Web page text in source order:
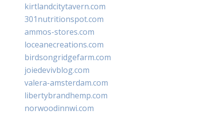
kirtlandcitytavern.com
301nutritionspot.com
ammos-stores.com
loceanecreations.com
birdsongridgefarm.com
joiedevivblog.com
valera-amsterdam.com
libertybrandhemp.com
norwoodinnwi.com